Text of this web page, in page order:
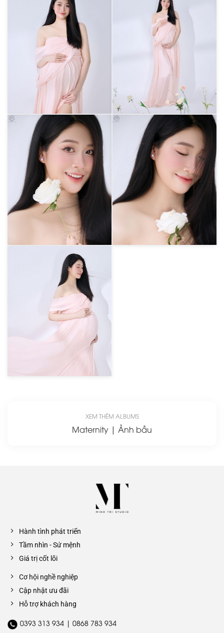
XEM THÊM ALBUMS
Maternity | Ảnh bầu
Hành tình phát triển
Tầm nhìn - Sứ mệnh
Giá trị cốt lõi
Cơ hội nghề nghiệp
Cập nhật ưu đãi
Hỗ trợ khách hàng
0393 313 934 | 0868 783 934